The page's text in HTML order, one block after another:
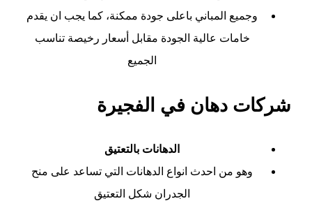
وجميع المباني باعلى جودة ممكنة، كما يجب ان يقدم
خامات عالية الجودة مقابل أسعار رخيصة تناسب
الجميع
شركات دهان في الفجيرة
الدهانات بالتعتيق
وهو من احدث انواع الدهانات التي تساعد على منح
الجدران شكل التعتيق